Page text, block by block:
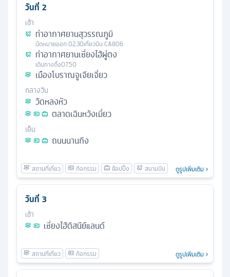
วันที่ 2
เช้า
ท่าอากาศยานสุวรรณภูมิ
นัดหมายออก02.30เที่ยวบิน CA806
ท่าอากาศยานเซี่ยงไฮ้ผู่ตง
เดินทางถึง07.50
เมืองโบราณจูเจียเจี่ยว
กลางวัน
วัดหลงหัว
ตลาดเฉินหวังเมี่ยว
เย็น
ถนนนานกิง
ดูรูปเพิ่มเติม
วันที่ 3
เช้า
เซี่ยงไฮ้ดิสนีย์แลนด์
ดูรูปเพิ่มเติม